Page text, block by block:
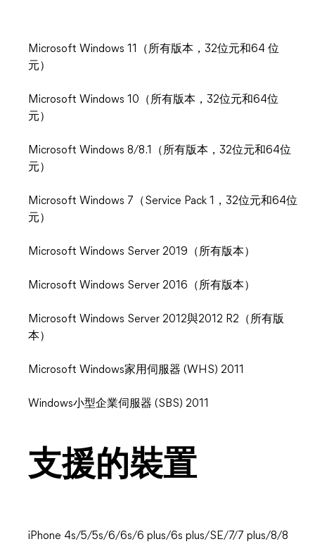
Microsoft Windows 11（所有版本，32位元和64 位
元）
Microsoft Windows 10（所有版本，32位元和64位
元）
Microsoft Windows 8/8.1（所有版本，32位元和64位
元）
Microsoft Windows 7（Service Pack 1，32位元和64位
元）
Microsoft Windows Server 2019（所有版本）
Microsoft Windows Server 2016（所有版本）
Microsoft Windows Server 2012與2012 R2（所有版
本）
Microsoft Windows家用伺服器 (WHS) 2011
Windows小型企業伺服器 (SBS) 2011
支援的裝置
iPhone 4s/5/5s/6/6s/6 plus/6s plus/SE/7/7 plus/8/8